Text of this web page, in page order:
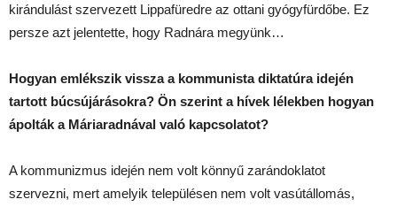
kirándulást szervezett Lippafüredre az ottani gyógyfürdőbe. Ez
persze azt jelentette, hogy Radnára megyünk…
Hogyan emlékszik vissza a kommunista diktatúra idején
tartott búcsújárásokra? Ön szerint a hívek lélekben hogyan
ápolták a Máriaradnával való kapcsolatot?
A kommunizmus idején nem volt könnyű zarándoklatot
szervezni, mert amelyik településen nem volt vasútállomás,